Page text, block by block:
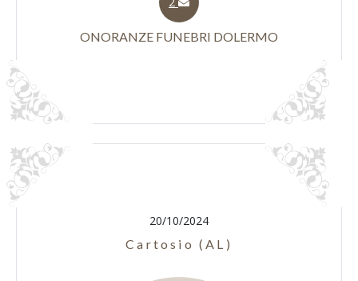
ONORANZE FUNEBRI DOLERMO
20/10/2024
Cartosio (AL)